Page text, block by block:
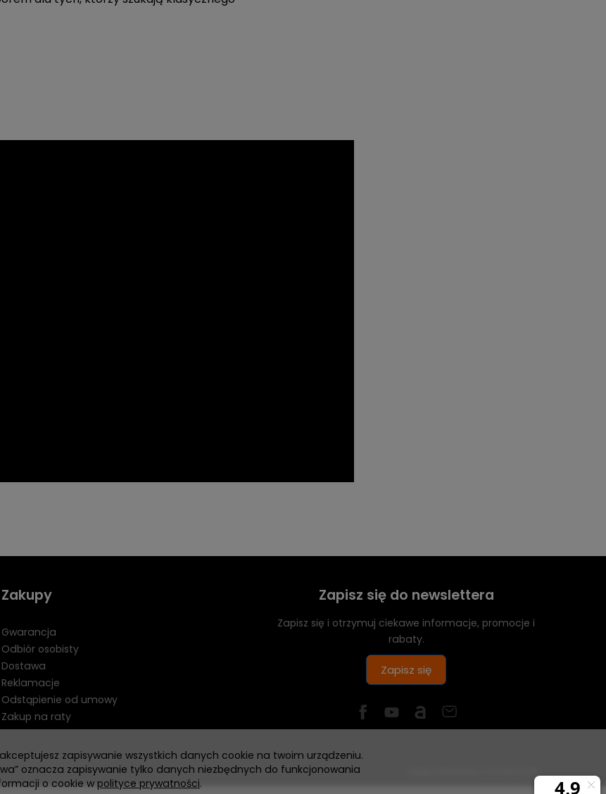
Zakupy
Gwarancja
Odbiór osobisty
Dostawa
Reklamacje
Odstąpienie od umowy
Zakup na raty
Zapisz się do newslettera
Zapisz się i otrzymuj ciekawe informacje, promocje i
rabaty.
Zapisz się
akceptujesz zapisywanie wszystkich danych cookie na twoim urządzeniu.
oznacza zapisywanie tylko danych niezbędnych do funkcjonowania
o cookie w polityce prywatności.